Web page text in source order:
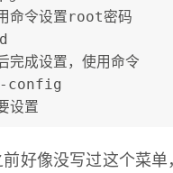
命令设置root密码
完成设置，使用命令
config
设置
好像没写过这个菜